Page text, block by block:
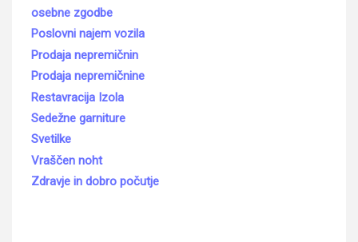
osebne zgodbe
Poslovni najem vozila
Prodaja nepremičnin
Prodaja nepremičnine
Restavracija Izola
Sedežne garniture
Svetilke
Vraščen noht
Zdravje in dobro počutje